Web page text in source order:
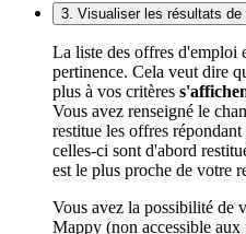
3. Visualiser les résultats de
La liste des offres d'emploi
pertinence. Cela veut dire
plus à vos critères
Vous avez renseigné le
restitue les offres
celles-ci sont d'abord
est le plus proche de votre
Vous avez la possibilité de
Mappy (non accessible aux